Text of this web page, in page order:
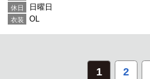
休日 日曜日
衣装 OL
1 2